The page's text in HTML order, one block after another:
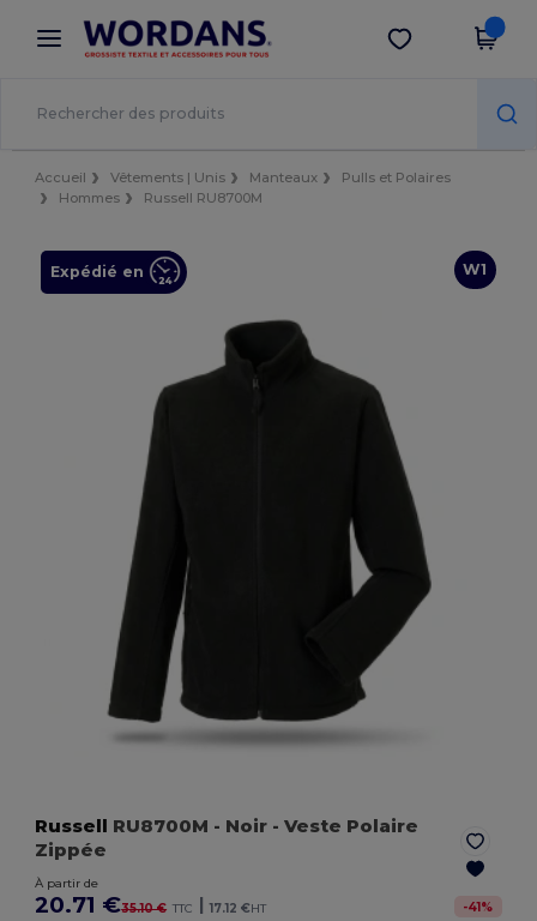
× Appli Wordans
Meilleurs prix sur l’app !
Obtenir l'appli
Accueil Vêtements | Unis Manteaux
Pulls et Polaires
Hommes
Russell RU8700M
W1
Expédié en
Russell RU8700M - Noir - Veste Polaire
Zippée
À partir de
20.71 €35.10 € TTC | 17.12 €HT -41%